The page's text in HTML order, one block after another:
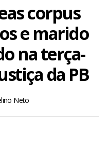
corpus
e marido
na terça-
da PB
Neto